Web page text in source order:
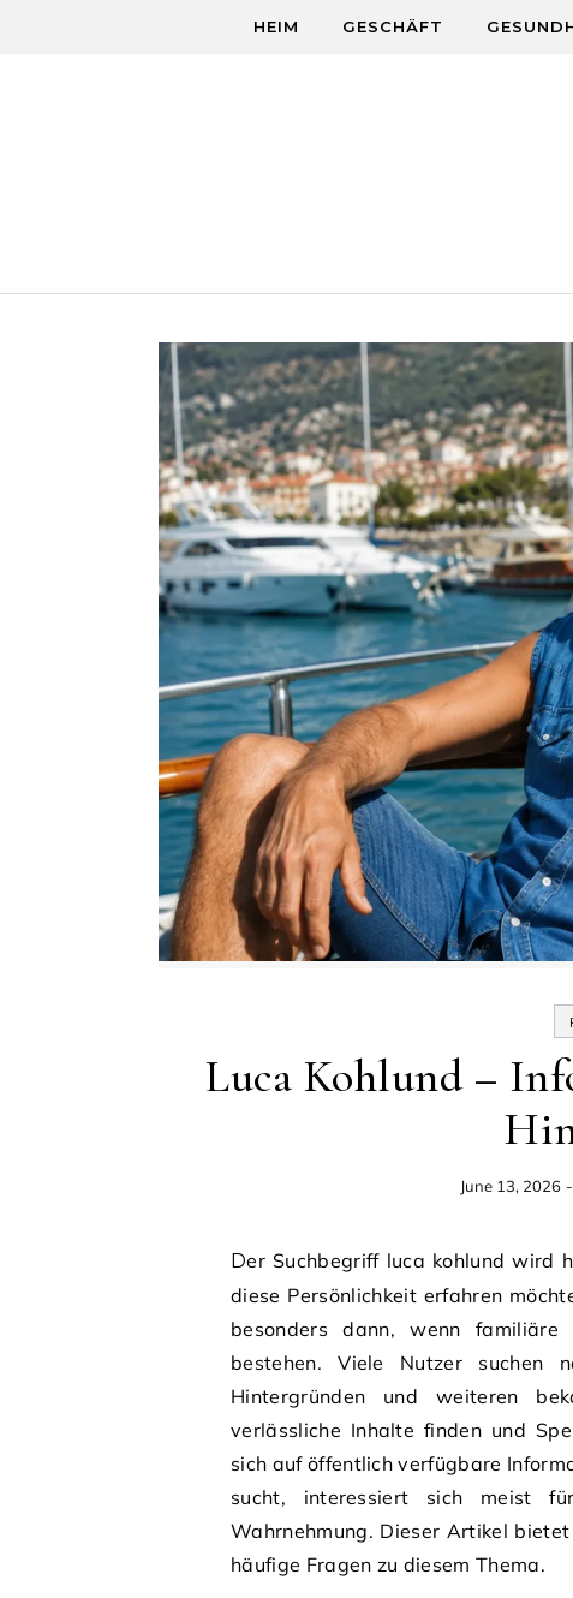
HEIM GESCHÄFT
Luca Kohlund –
June 13, 2026
Der Suchbegriff luca kohlund wird häufig von Menschen verwendet, die mehr über
diese Persönlichkeit erfahren
besonders dann, wenn familiäre
bestehen. Viele Nutzer suchen
Hintergründen und weiteren
verlässliche Inhalte finden und
sich auf öffentlich verfügbare
sucht, interessiert sich meist
Wahrnehmung. Dieser Artikel
häufige Fragen zu diesem Thema.